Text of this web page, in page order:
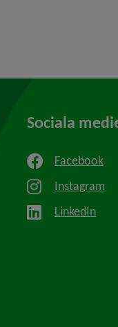
Sociala
Facebook
Instagram
LinkedIn